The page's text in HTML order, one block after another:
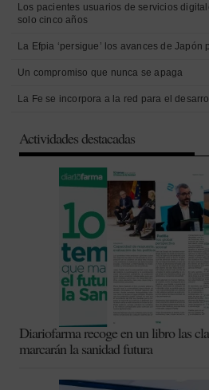
Los pacientes usuarios de servicios
solo cinco años
La Efpia ‘persigue’ los avances de Japón
Un compromiso que nunca se apaga
La Fe se incorpora a la red para el
Actividades destacadas
Diariofarma recoge en un libro las
marcarán la sanidad futura